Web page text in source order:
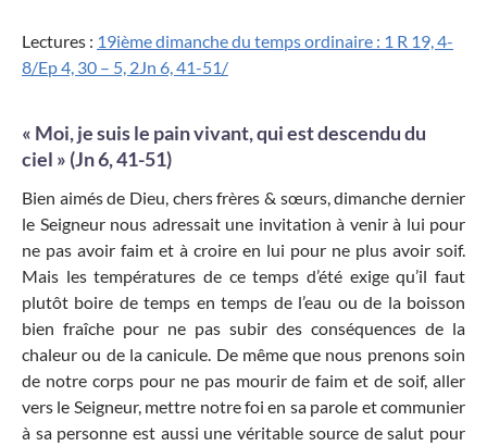
Lectures : 19ième dimanche du temps ordinaire : 1 R 19, 4-
8/Ep 4, 30 – 5, 2Jn 6, 41-51/
« Moi, je suis le pain vivant, qui est descendu du
ciel » (Jn 6, 41-51)
Bien aimés de Dieu, chers frères & sœurs, dimanche dernier
le Seigneur nous adressait une invitation à venir à lui pour
ne pas avoir faim et à croire en lui pour ne plus avoir soif.
Mais les températures de ce temps d’été exige qu’il faut
plutôt boire de temps en temps de l’eau ou de la boisson
bien fraîche pour ne pas subir des conséquences de la
chaleur ou de la canicule. De même que nous prenons soin
de notre corps pour ne pas mourir de faim et de soif, aller
vers le Seigneur, mettre notre foi en sa parole et communier
à sa personne est aussi une véritable source de salut pour